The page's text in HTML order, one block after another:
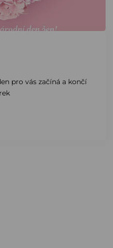
pro vás začíná a končí